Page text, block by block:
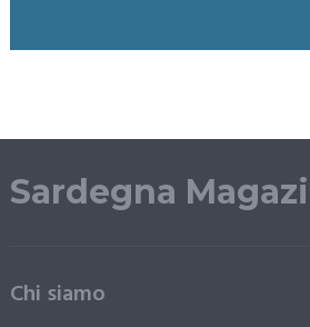
Sardegna
Chi siamo